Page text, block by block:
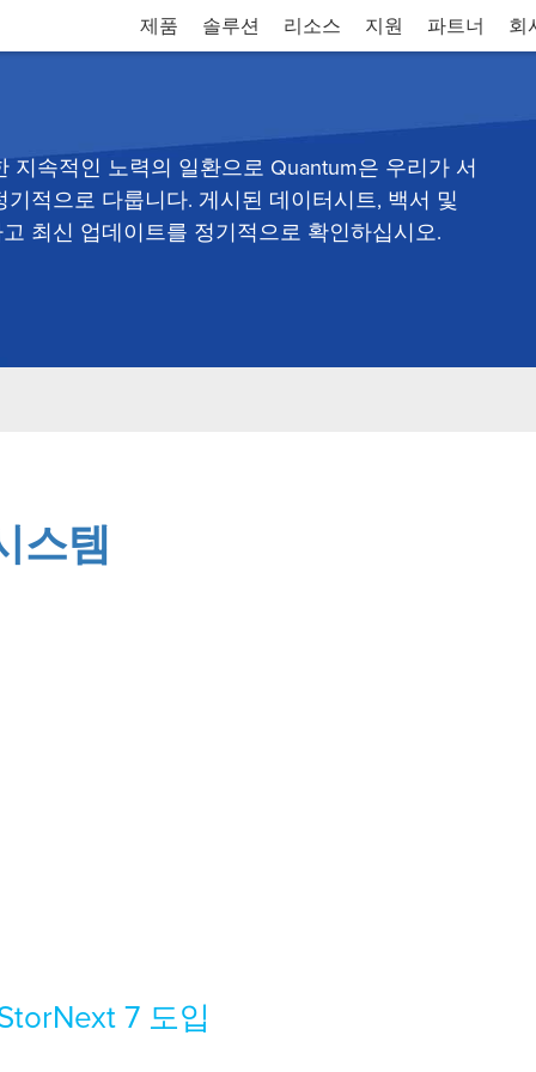
제품 솔루션 리소스 지원 파트너 회
속적인 노력의 일환으로 Quantum은 우리가 서
적으로 다룹니다. 게시된 데이터시트, 백서 및
최신 업데이트를 정기적으로 확인하십시오.
스템
7 도입